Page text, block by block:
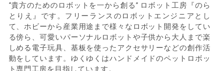
“貴方のためのロボットを一から創る” ロボット工房『のら
とりえ』です。フリーランスのロボットエンジニアとし
て、ホビーから産業用途まで様々なロボット開発をしてい
る傍ら、可愛いパーソナルロボットや子供から大人まで楽
しめる電子玩具、基板を使ったアクセサリーなどの創作活
動をしています。ゆくゆくはハンドメイドのペットロボッ
ト専門工房を目指しています。